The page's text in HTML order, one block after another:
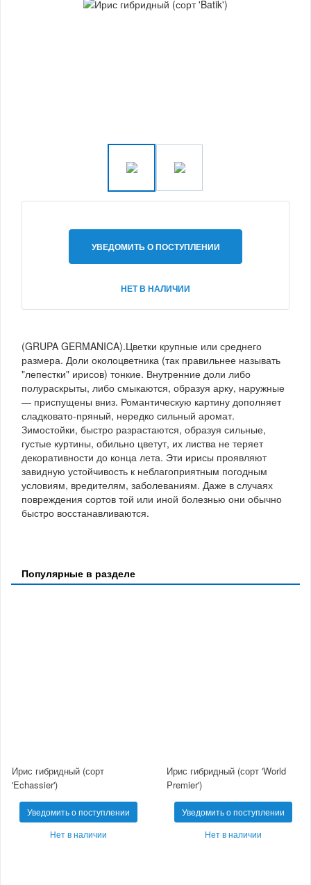
УВЕДОМИТЬ О ПОСТУПЛЕНИИ
НЕТ В НАЛИЧИИ
(GRUPA GERMANICA).Цветки крупные или среднего
размера. Доли околоцветника (так правильнее называть
"лепестки" ирисов) тонкие. Внутренние доли либо
полураскрыты, либо смыкаются, образуя арку, наружные
— приспущены вниз. Романтическую картину дополняет
сладковато-пряный, нередко сильный аромат.
Зимостойки, быстро разрастаются, образуя сильные,
густые куртины, обильно цветут, их листва не теряет
декоративности до конца лета. Эти ирисы проявляют
завидную устойчивость к неблагоприятным погодным
условиям, вредителям, заболеваниям. Даже в случаях
повреждения сортов той или иной болезнью они обычно
быстро восстанавливаются.
Популярные в разделе
Ирис гибридный (сорт
'Echassier')
Уведомить о поступлении
Нет в наличии
Ирис гибридный (сорт 'World
Premier')
Уведомить о поступлении
Нет в наличии